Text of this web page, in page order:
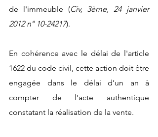
de l'immeuble (Civ, 3ème, 24 janvier
2012 n° 10-24217).
En cohérence avec le délai de l'article
1622 du code civil, cette action doit être
engagée dans le délai d’un an à
compter de l’acte authentique
constatant la réalisation de la vente.